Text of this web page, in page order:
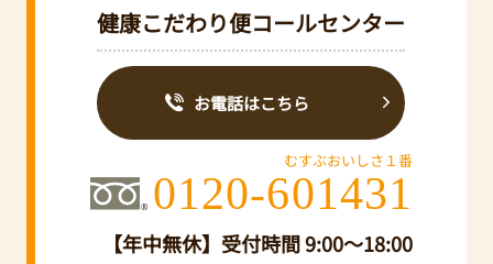
健康こだわり便コールセンター
お電話はこちら
むすぶおいしさ１番
0120-601431
【年中無休】受付時間 9:00～18:00